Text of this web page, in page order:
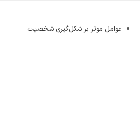
عوامل موثر بر شکل‌گیری شخصیت